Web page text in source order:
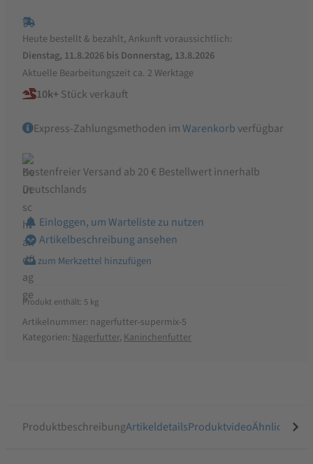
|
ohne
Gentechnik
Menge
Heute bestellt & bezahlt, Ankunft voraussichtlich:
Dienstag, 11.8.2026 bis Donnerstag, 13.8.2026
Aktuelle Bearbeitungszeit ca. 2 Werktage
10k+Stück verkauft
Express-Zahlungsmethoden imWarenkorb verfügbar
Kostenfreier Versand ab 20 € Bestellwert innerhalb
Deutschlands
Einloggen, um Warteliste zu nutzen
Artikelbeschreibung ansehen
Produkt enthält: 5 kg
Artikelnummer: nagerfutter-supermix-5
Kategorien: Nagerfutter, Kaninchenfutter
ProduktbeschreibungArtikeldetailsProduktvideoÄhnliche